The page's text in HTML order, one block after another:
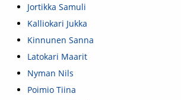
Jortikka Samuli
Kalliokari Jukka
Kinnunen Sanna
Latokari Maarit
Nyman Nils
Poimio Tiina